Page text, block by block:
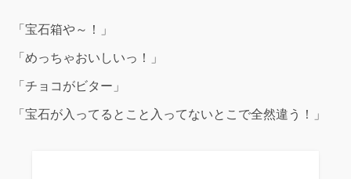
「宝石箱や～！」
「めっちゃおいしいっ！」
「チョコがビター」
「宝石が入ってるとこと入ってないとこで全然違う！」